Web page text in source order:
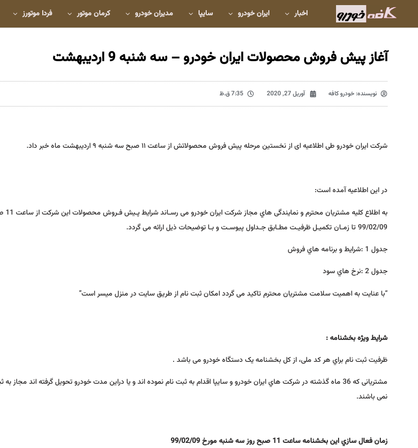
اخبار ایران خودرو سایپا مدیران خودرو کرمان موتور فردا موتورز
آغاز پیش فروش محصولات ایران خودرو – سه شنبه 9 اردیبهشت
نویسنده: خودرو کافه آوریل 27, 2020 7:35 ق.ظ
شرکت ایران خودرو طی اطلاعیه ای از نخستین مرحله پیش فروش محصولاتش از ساعت ۱۱ صبح سه شنبه ۹ اردیبهشت ماه خبر داد.
در این اطلاعیه آمده است:
به
99/02/09 تا زمـان تکمیـل ظرفیـت مطـابق جـداول پیوسـت و بـا توضیحات ذیل ارائه می گردد.
جدول 1 :شرایط و برنامه هاي فروش
جدول 2 :نرخ هاي سود
“با عنایت به اهمیت سلامت مشتریان محترم تاکید می گردد امکان ثبت نام از طریق سایت در منزل میسر است”
شرایط ویژه بخشنامه :
ظرفیت ثبت نام براي هر کد ملی، از کل بخشنامه یک دستگاه خودرو می باشد .
مشتریانی که 36 ماه گذشته در شرکت هاي ایران خودرو و سایپا اقدام به ثبت نام نموده اند و یا دراین مدت خودرو تحویل گرفته اند مجاز
نمی باشند.
زمان فعال سازي این بخشنامه ساعت 11 صبح روز سه شنبه مورخ 99/02/09